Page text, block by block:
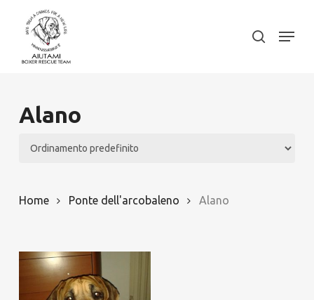
content
search
Menu
Alano
Home Ponte dell'arcobaleno Alano
Close